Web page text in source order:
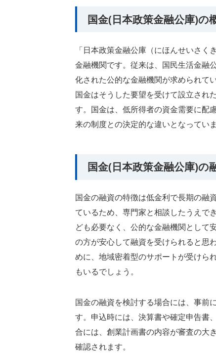
国金(日本政策金融公庫)の
「日本政策金融公庫（にほんせいさ
金融機関です。従来は、国民生活金融
化された公的な金融機関が求められてい
国金はそうした要望を受けて設立され
す。国金は、低所得者の資金需要に配
来の制度との決定的な違いとなっていま
国金(日本政策金融公庫)の
国金の融資の特徴は低金利で長期の融
ているため、専門家と相談したうえで
ども必要なく、公的な金融機関として
の方が安心して融資を受けられると思
めに、地域密着型のサポートが受けら
もいるでしょう。
国金の融資を検討する場合には、事前
す。申込時には、決算書や確定申告書
合には、創業計画書の内容が審査の大
確認されます。